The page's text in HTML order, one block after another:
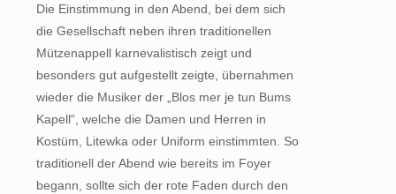
Die Einstimmung in den Abend, bei dem sich
die Gesellschaft neben ihren traditionellen
Mützenappell karnevalistisch zeigt und
besonders gut aufgestellt zeigte, übernahmen
wieder die Musiker der „Blos mer je tun Bums
Kapell“, welche die Damen und Herren in
Kostüm, Litewka oder Uniform einstimmten. So
traditionell der Abend wie bereits im Foyer
begann, sollte sich der rote Faden durch den